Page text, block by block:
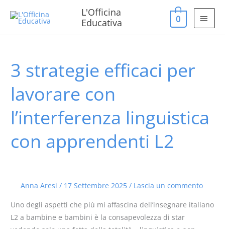
L'Officina
Educativa
0
3 strategie efficaci per
lavorare con
l’interferenza linguistica
con apprendenti L2
Anna Aresi / 17 Settembre 2025 / Lascia un commento
Uno degli aspetti che più mi affascina dell’insegnare italiano
L2 a bambine e bambini è la consapevolezza di star
3
strategie
efficaci
per
lavorare
con
l’interferenza